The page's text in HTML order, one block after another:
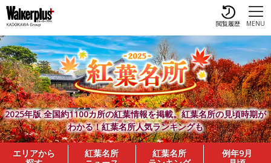
MENU
閲覧履歴
2025年版 全国約1100カ所の紅葉情報を掲載。紅葉名所の見頃時期が
わかる！紅葉名所人気ランキングも
エリアから
紅葉名所
紅葉名所
例年9月